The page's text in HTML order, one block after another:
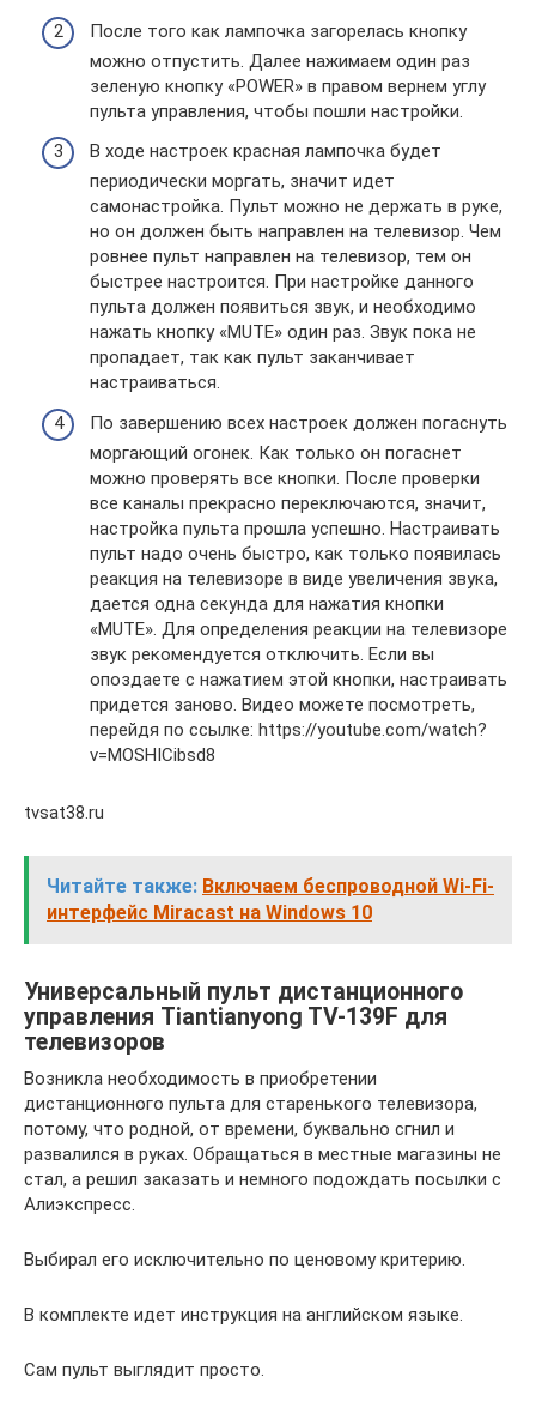
После того как лампочка загорелась кнопку
можно отпустить. Далее нажимаем один раз
зеленую кнопку «POWER» в правом вернем углу
пульта управления, чтобы пошли настройки.
В ходе настроек красная лампочка будет
периодически моргать, значит идет
самонастройка. Пульт можно не держать в руке,
но он должен быть направлен на телевизор. Чем
ровнее пульт направлен на телевизор, тем он
быстрее настроится. При настройке данного
пульта должен появиться звук, и необходимо
нажать кнопку «MUTE» один раз. Звук пока не
пропадает, так как пульт заканчивает
настраиваться.
По завершению всех настроек должен погаснуть
моргающий огонек. Как только он погаснет
можно проверять все кнопки. После проверки
все каналы прекрасно переключаются, значит,
настройка пульта прошла успешно. Настраивать
пульт надо очень быстро, как только появилась
реакция на телевизоре в виде увеличения звука,
дается одна секунда для нажатия кнопки
«MUTE». Для определения реакции на телевизоре
звук рекомендуется отключить. Если вы
опоздаете с нажатием этой кнопки, настраивать
придется заново. Видео можете посмотреть,
перейдя по ссылке: https://youtube.com/watch?
v=MOSHICibsd8
tvsat38.ru
Читайте также: Включаем беспроводной Wi-Fi-
интерфейс Miracast на Windows 10
Универсальный пульт дистанционного
управления Tiantianyong TV-139F для
телевизоров
Возникла необходимость в приобретении
дистанционного пульта для старенького телевизора,
потому, что родной, от времени, буквально сгнил и
развалился в руках. Обращаться в местные магазины не
стал, а решил заказать и немного подождать посылки с
Алиэкспресс.
Выбирал его исключительно по ценовому критерию.
В комплекте идет инструкция на английском языке.
Сам пульт выглядит просто.